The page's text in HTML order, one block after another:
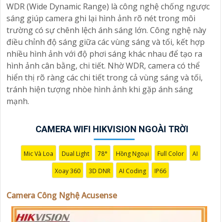
có khả năng nhận diện và phân biệt chính xác giữa con
người và vật thể khác, giúp giảm tối đa các cảnh báo
giả mạo. Đồng thời, chất lượng hình ảnh sắc nét và độ
phân giải cao giúp bạn quan sát mọi góc độ một cách
rõ ràng. Khám phá ngay và đầu tư vào Camera
Acusense để bảo vệ tài sản và gia đình của bạn ngay
hôm nay!
WDR (Wide Dynamic Range) là công nghệ chống ngược
sáng giúp camera ghi lại hình ảnh rõ nét trong môi
trường có sự chênh lệch ánh sáng lớn. Công nghệ này
điều chỉnh độ sáng giữa các vùng sáng và tối, kết hợp
nhiều hình ảnh với độ phơi sáng khác nhau để tạo ra
hình ảnh cân bằng, chi tiết. Nhờ WDR, camera có thể
hiển thị rõ ràng các chi tiết trong cả vùng sáng và tối,
tránh hiện tượng nhòe hình ảnh khi gặp ánh sáng
mạnh.
CAMERA WIFI HIKVISION NGOÀI TRỜI
Mic Và Loa Dual Light 78° Hồng Ngoại Full Color AI
Xoay 360 3D DNR AI Coding IP66
Camera Công Nghệ Acusense